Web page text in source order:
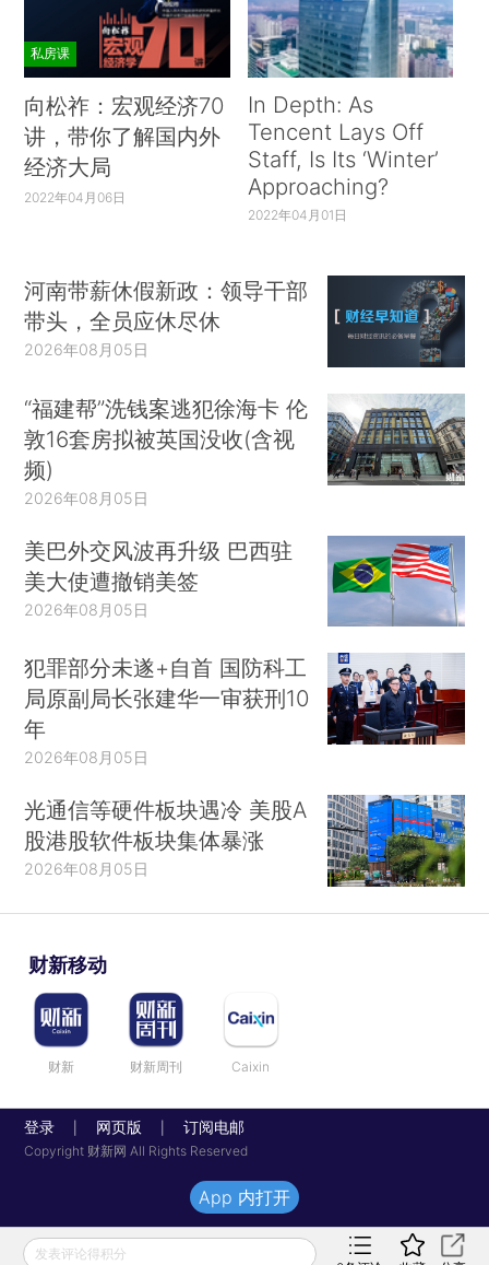
私房课
向松祚：宏观经济70
讲，带你了解国内外
经济大局
2022年04月06日
In Depth: As
Tencent Lays Off
Staff, Is Its ‘Winter’
Approaching?
2022年04月01日
河南带薪休假新政：领导干部
带头，全员应休尽休
2026年08月05日
“福建帮”洗钱案逃犯徐海卡 伦
敦16套房拟被英国没收(含视
频)
2026年08月05日
美巴外交风波再升级 巴西驻
美大使遭撤销美签
2026年08月05日
犯罪部分未遂+自首 国防科工
局原副局长张建华一审获刑10
年
2026年08月05日
光通信等硬件板块遇冷 美股A
股港股软件板块集体暴涨
2026年08月05日
财新移动
财新 财新周刊 Caixin
登录 网页版 订阅电邮
Copyright 财新网 All Rights Reserved
发表评论得积分
App 内打开